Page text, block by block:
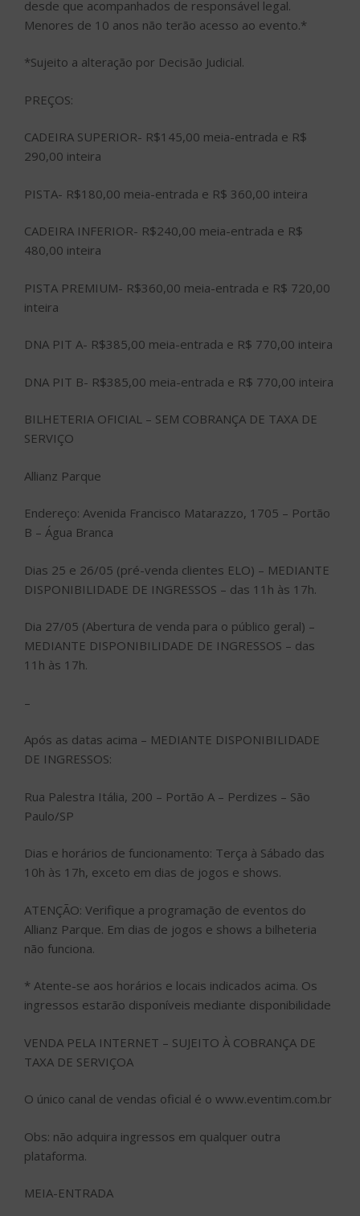
desde que acompanhados de responsável legal.
Menores de 10 anos não terão acesso ao evento.*
*Sujeito a alteração por Decisão Judicial.
PREÇOS:
CADEIRA SUPERIOR- R$145,00 meia-entrada e R$
290,00 inteira
PISTA- R$180,00 meia-entrada e R$ 360,00 inteira
CADEIRA INFERIOR- R$240,00 meia-entrada e R$
480,00 inteira
PISTA PREMIUM- R$360,00 meia-entrada e R$ 720,00
inteira
DNA PIT A- R$385,00 meia-entrada e R$ 770,00 inteira
DNA PIT B- R$385,00 meia-entrada e R$ 770,00 inteira
BILHETERIA OFICIAL – SEM COBRANÇA DE TAXA DE
SERVIÇO
Allianz Parque
Endereço: Avenida Francisco Matarazzo, 1705 – Portão
B – Água Branca
Dias 25 e 26/05 (pré-venda clientes ELO) – MEDIANTE
DISPONIBILIDADE DE INGRESSOS – das 11h às 17h.
Dia 27/05 (Abertura de venda para o público geral) –
MEDIANTE DISPONIBILIDADE DE INGRESSOS – das
11h às 17h.
–
Após as datas acima – MEDIANTE DISPONIBILIDADE
DE INGRESSOS:
Rua Palestra Itália, 200 – Portão A – Perdizes – São
Paulo/SP
Dias e horários de funcionamento: Terça à Sábado das
10h às 17h, exceto em dias de jogos e shows.
ATENÇÃO: Verifique a programação de eventos do
Allianz Parque. Em dias de jogos e shows a bilheteria
não funciona.
* Atente-se aos horários e locais indicados acima. Os
ingressos estarão disponíveis mediante disponibilidade
VENDA PELA INTERNET – SUJEITO À COBRANÇA DE
TAXA DE SERVIÇOA
O único canal de vendas oficial é o www.eventim.com.br
Obs: não adquira ingressos em qualquer outra
plataforma.
MEIA-ENTRADA